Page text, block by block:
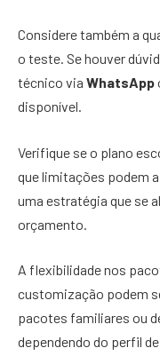
Considere também a
o teste. Se houver
técnico via WhatsApp
disponível.
Verifique se o plano
que limitações podem
uma estratégia que se
orçamento.
A flexibilidade nos
customização podem
pacotes familiares ou
dependendo do perfil